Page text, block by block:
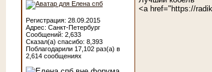
Регистрация: 28.09.2015
Адрес: Санкт-Петербург
Сообщений: 2,633
Сказал(а) спасибо: 8,393
Поблагодарили 17,102 раз(а) в
2,614 сообщениях
<a href="https://